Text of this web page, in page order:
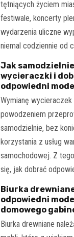
tętniących życiem
festiwale, koncerty
wydarzenia uliczne
niemal codziennie od
Jak
wycieraczki i
odpowiedni
Wymianę
powodzeniem
samodzielnie, bez
korzystania z usług
samochodowej. Z
się, jak dobrać
Biurka
odpowiedni
domowego
Biurka drewniane